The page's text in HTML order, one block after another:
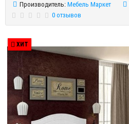
Производитель: Мебель Маркет
0 отзывов
ХИТ